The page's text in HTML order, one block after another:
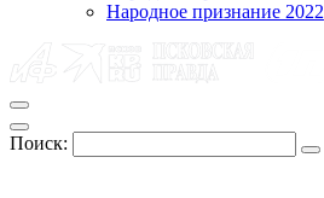
Народное признание 2022
Поиск: